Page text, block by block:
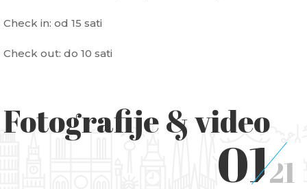
Check in: od 15 sati
Check out: do 10 sati
Fotografije & video
0121